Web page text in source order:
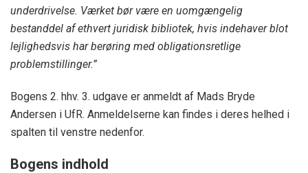
underdrivelse. Værket bør være en uomgængelig
bestanddel af ethvert juridisk bibliotek, hvis indehaver blot
lejlighedsvis har berøring med obligationsretlige
problemstillinger.”
Bogens 2. hhv. 3. udgave er anmeldt af Mads Bryde
Andersen i UfR. Anmeldelserne kan findes i deres helhed i
spalten til venstre nedenfor.
Bogens indhold